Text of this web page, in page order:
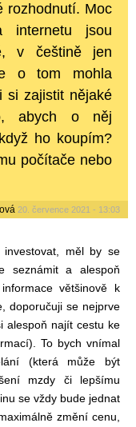
rozhodnutí. Moc
internetu jsou
v češtině jen
o tom mohla
si zajistit nějaké
abych o něj
ho koupím?
počítače nebo
20. července 2021 - 13:03
měl by se
seznámit a alespoň
většinově k
doporučuji se nejprve
alespoň najít cestu ke
To bych vnímal
(která může být
mzdy či lepšímu
se vždy bude jednat
změní cenu,